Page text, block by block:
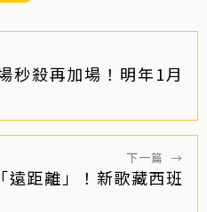
秒殺再加場！明年1月
下一篇 →
遠距離」！新歌藏西班